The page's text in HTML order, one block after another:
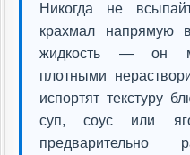
Никогда не
крахмал напрямую
жидкость — он
плотными
испортят текстуру
суп, соус или
предварительно